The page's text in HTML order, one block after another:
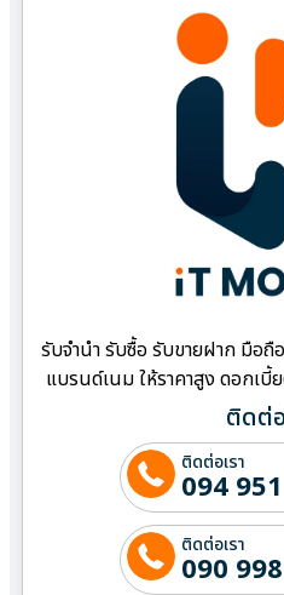
รับจำนำ รับซื้อ รับขายฝาก มือ
แบรนด์เนม ให้ราคาสูง ดอกเบี้
ติดต่
ติดต่อเรา
094
ติดต่อเรา
090